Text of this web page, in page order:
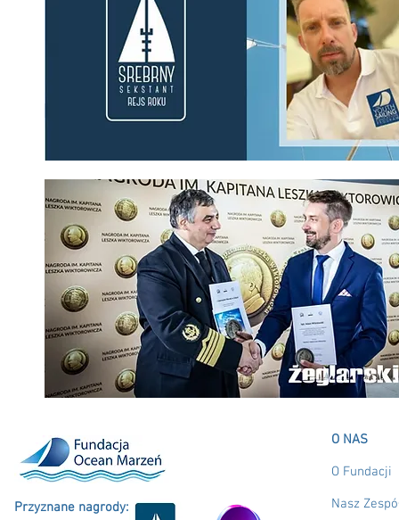
Przyznane nagrody:
O NAS
O Fundacji
Nasz